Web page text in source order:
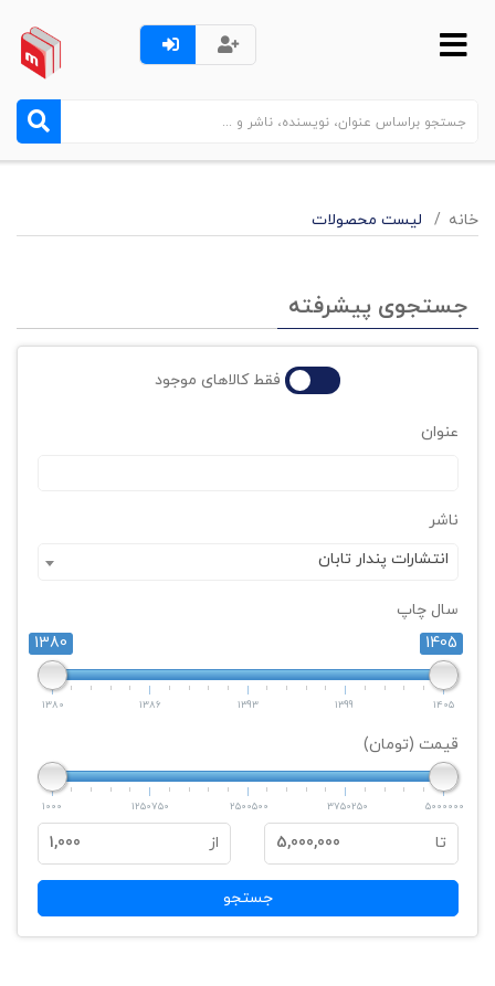
خانه لیست محصولات
جستجوی پیشرفته
فقط کالاهای موجود
عنوان
ناشر
انتشارات پندار تابان
سال چاپ
1380
1405
1380 1386 1393 1399 1405
قیمت (تومان)
1000 1250750 2500500 3750250 5000000
تا 5,000,000 از 1,000
جستجو